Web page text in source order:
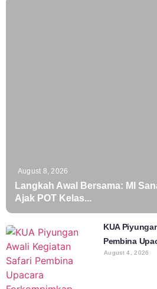
August 8, 2026
Langkah Awal Bersama: MI
Ajak POT Kelas...
KUA
Pembina
August 4, 2026